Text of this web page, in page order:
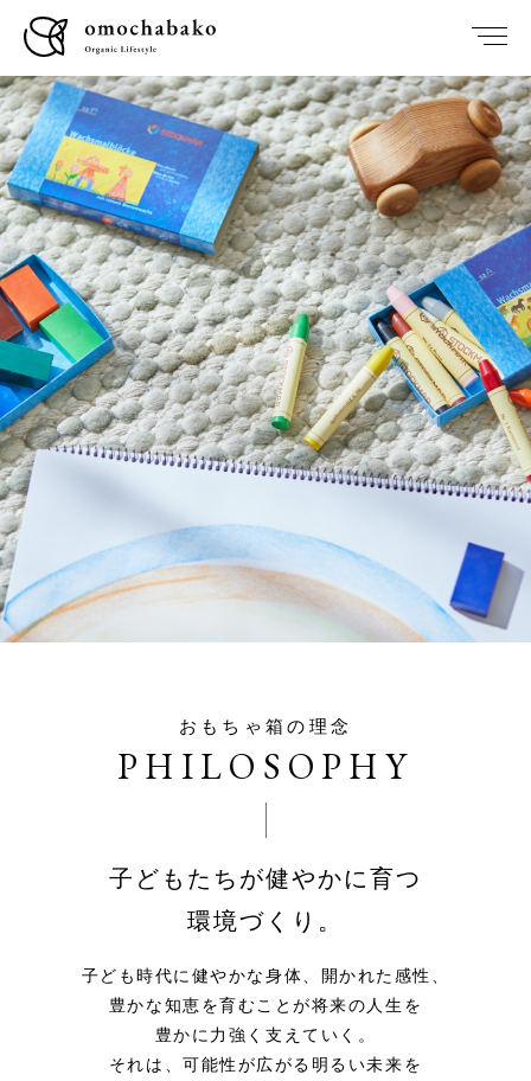
おもちゃ箱の理念
PHILOSOPHY
子どもたちが健やかに育つ
環境づくり。
子ども時代に健やかな身体、開かれた感性、
豊かな知恵を育むことが将来の人生を
豊かに力強く支えていく。
それは、可能性が広がる明るい未来を